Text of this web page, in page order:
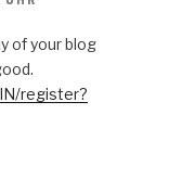
of your blog
register?